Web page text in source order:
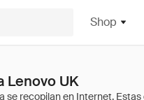
Shop
Lenovo UK